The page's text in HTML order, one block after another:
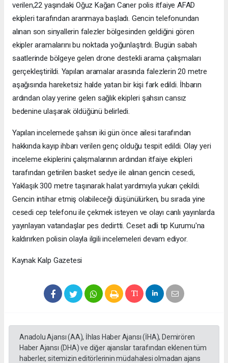
verilen,22 yaşındaki Oğuz Kağan Caner polis itfaiye AFAD
ekipleri tarafından aranmaya başladı. Gencin telefonundan
alınan son sinyallerin falezler bölgesinden geldiğini gören
ekipler aramalarını bu noktada yoğunlaştırdı. Bugün sabah
saatlerinde bölgeye gelen drone destekli arama çalışmaları
gerçekleştirildi. Yapılan aramalar arasında falezlerin 20 metre
aşağısında hareketsiz halde yatan bir kişi fark edildi. İhbarın
ardından olay yerine gelen sağlık ekipleri şahsın cansız
bedenine ulaşarak öldüğünü belirledi.
Yapılan incelemede şahsın iki gün önce ailesi tarafından
hakkında kayıp ihbarı verilen genç olduğu tespit edildi. Olay yeri
inceleme ekiplerini çalışmalarının ardından itfaiye ekipleri
tarafından getirilen basket sedye ile alınan gencin cesedi,
Yaklaşık 300 metre taşınarak halat yardımıyla yukarı çekildi.
Gencin intihar etmiş olabileceği düşünülürken, bu sırada yine
cesedi cep telefonu ile çekmek isteyen ve olayı canlı yayınlarda
yayınlayan vatandaşlar pes dedirtti. Ceset adli tıp Kurumu'na
kaldırırken polisin olayla ilgili incelemeleri devam ediyor.
Kaynak Kalp Gazetesi
Anadolu Ajansı (AA), İhlas Haber Ajansı (İHA), Demirören
Haber Ajansı (DHA) ve diğer ajanslar tarafından eklenen tüm
haberler, sitemizin editörlerinin müdahalesi olmadan ajans